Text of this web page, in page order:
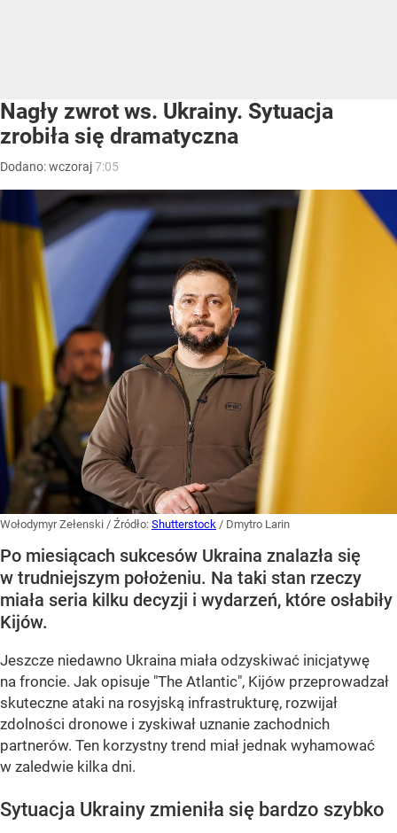
Nagły zwrot ws. Ukrainy. Sytuacja
zrobiła się dramatyczna
Dodano:wczoraj7:05
Wołodymyr Zełenski / Źródło: Shutterstock / Dmytro Larin
Po miesiącach sukcesów Ukraina znalazła się
w trudniejszym położeniu. Na taki stan rzeczy
miała seria kilku decyzji i wydarzeń, które osłabiły
Kijów.
Jeszcze niedawno Ukraina miała odzyskiwać inicjatywę
na froncie. Jak opisuje "The Atlantic", Kijów przeprowadzał
skuteczne ataki na rosyjską infrastrukturę, rozwijał
zdolności dronowe i zyskiwał uznanie zachodnich
partnerów. Ten korzystny trend miał jednak wyhamować
w zaledwie kilka dni.
Sytuacja Ukrainy zmieniła się bardzo szybko